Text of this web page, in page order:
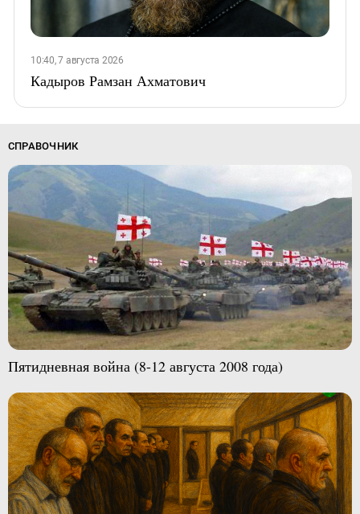
10:40, 7 августа 2026
Кадыров Рамзан Ахматович
СПРАВОЧНИК
Пятидневная война (8-12 августа 2008 года)